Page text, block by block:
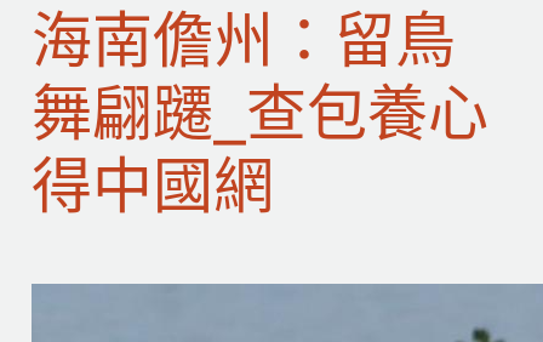
海南儋州：留鳥
舞翩躚_查包養心
得中國網